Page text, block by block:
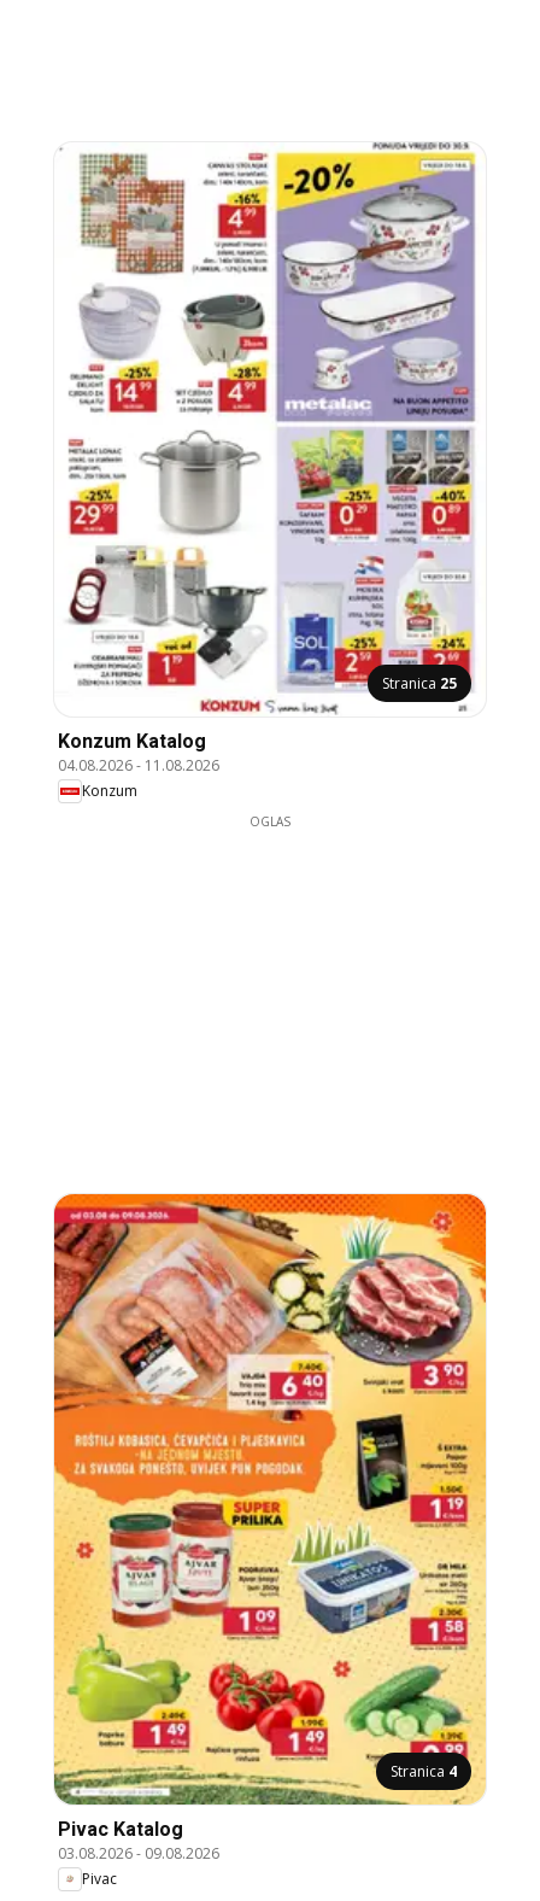
Stranica 25
Konzum Katalog
04.08.2026- 11.08.2026
Konzum
OGLAS
Stranica 4
Pivac Katalog
03.08.2026- 09.08.2026
Pivac